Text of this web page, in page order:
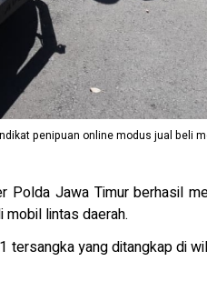
penipuan online modus jual beli
Polda Jawa Timur berhasil
lintas daerah.
yang ditangkap di